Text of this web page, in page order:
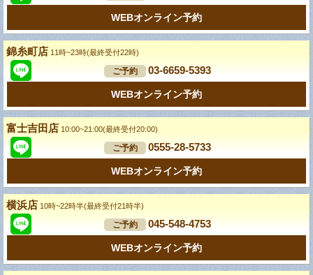
WEBオンライン予約
錦糸町店 11時~23時(最終受付22時)
ご予約 03-6659-5393
WEBオンライン予約
富士吉田店 10:00~21:00(最終受付20:00)
ご予約 0555-28-5733
WEBオンライン予約
横浜店 10時~22時半(最終受付21時半)
ご予約 045-548-4753
WEBオンライン予約